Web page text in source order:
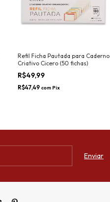
Refil Ficha Pautada para Caderno
Criativo Cicero (50 fichas)
R$49,99
R$47,49 com Pix